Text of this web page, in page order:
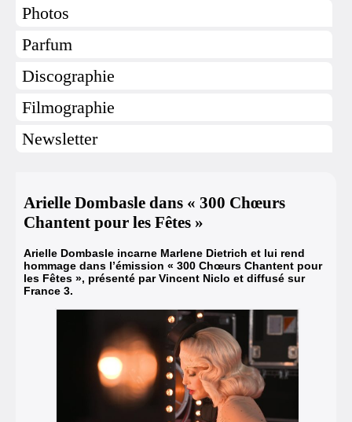
Photos
Parfum
Discographie
Filmographie
Newsletter
Arielle Dombasle dans « 300 Chœurs
Chantent pour les Fêtes »
Arielle Dombasle incarne Marlene Dietrich et lui rend
hommage dans l’émission « 300 Chœurs Chantent pour
les Fêtes », présenté par Vincent Niclo et diffusé sur
France 3.